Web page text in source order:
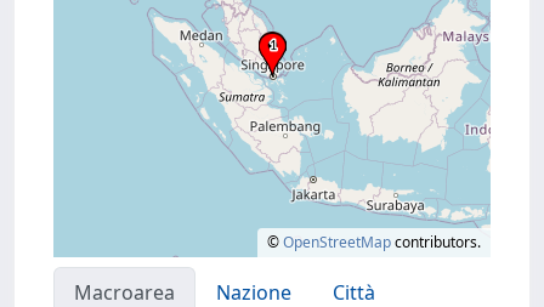
©OpenStreetMapcontributors.
Macroarea Nazione
Città